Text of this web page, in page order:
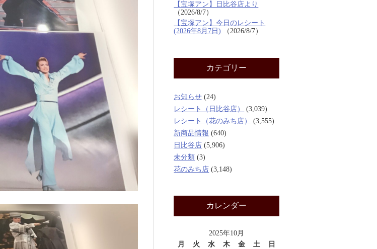
【宝塚アン】日比谷店より
2026/8/7
【宝塚アン】今日のレシート
(2026年8月7日)
2026/8/7
カテゴリー
お知らせ (24)
レシート（日比谷店）
(3,039)
レシート（花のみち店）
(3,555)
新商品情報 (640)
日比谷店 (5,906)
未分類 (3)
花のみち店 (3,148)
カレンダー
2025年10月
月
火 水 木 金 土 日